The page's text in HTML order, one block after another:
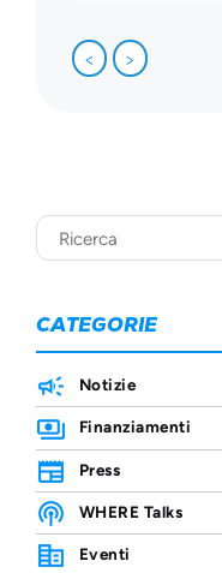
< >
CATEGORIE
Notizie
Finanziamenti
Press
WHERE Talks
Eventi